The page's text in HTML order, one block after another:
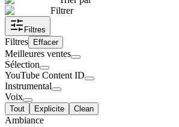
Filtrer
Filtres
Filtres Effacer
Meilleures ventes
Sélection
YouTube Content ID
Instrumental
Voix
Tout Explicite Clean
Ambiance